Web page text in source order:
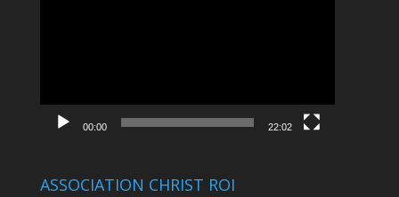
00:00 22:02
ASSOCIATION CHRIST ROI